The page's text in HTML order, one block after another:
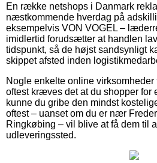
En række netshops i Danmark
næstkommende hverdag på
eksempelvis VON VOGEL –
imidlertid forudsætter at handlen
tidspunkt, så de højst sandsynligt
skippet afsted inden
Nogle enkelte online virksomheder
oftest kræves det at du shopper for
kunne du gribe den mindst
oftest – uanset om du er nær
Ringkøbing – vil blive at få dem til
udleveringssted.